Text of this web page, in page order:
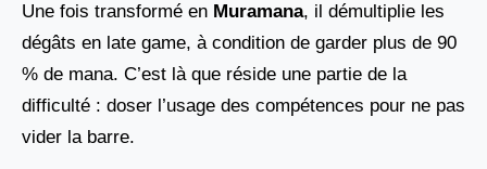
Une fois transformé en Muramana, il démultiplie les
dégâts en late game, à condition de garder plus de 90
% de mana. C’est là que réside une partie de la
difficulté : doser l’usage des compétences pour ne pas
vider la barre.